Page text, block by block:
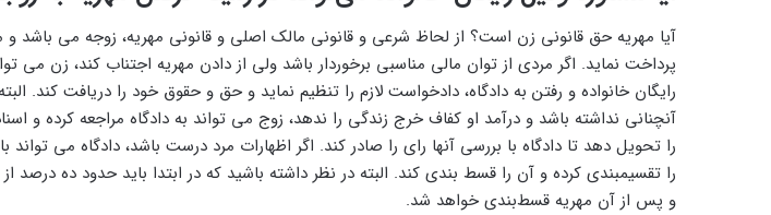
آیا مهریه حق قانونی زن است؟ از لحاظ شرعی و قانونی مالک اصلی و قانونی مهریه، زوجه می ‌باشد و
پرداخت نماید. اگر مردی از توان مالی مناسبی برخوردار باشد ولی از دادن مهریه اجتناب کند،‌ زن می
رایگان خانواده و رفتن به دادگاه، دادخواست لازم را تنظیم نماید و حق و حقوق خود را دریافت کند.
آنچنانی نداشته باشد و درآمد او کفاف خرج زندگی را ندهد، زوج می‌ تواند به دادگاه مراجعه کرده و
را تحویل دهد تا دادگاه با بررسی آنها رای را صادر کند. اگر اظهارات مرد درست باشد، دادگاه می ‌تواند
را تقسیم­بندی کرده و آن را قسط ‌بندی کند. البته در نظر داشته باشید که در ابتدا باید حدود ده درصد
و پس از آن مهریه قسط‌بندی خواهد شد.